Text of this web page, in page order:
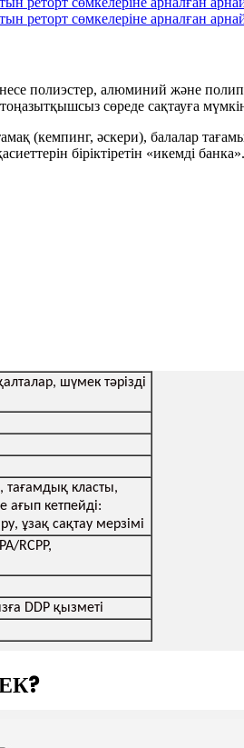
полиэстер, алюминий және
сөреде сақтауға
(кемпинг, әскери), балалар
біріктіретін «икемді банка».
шүмек тәрізді
класты,
ағып кетпейді:
ұзақ сақтау мерзімі
RCPP,
DDP қызметі